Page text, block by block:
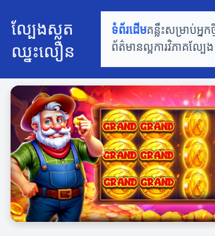
ល្បែងស្លត
ឈ្នះលឿន
ទំព័រដើមគន្លឹះសម្រាប់អ្នកថ្
ព័ត៌មានល្អការវិភាគល្បែង